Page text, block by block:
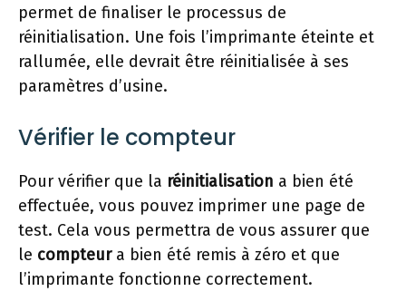
permet de finaliser le processus de
réinitialisation. Une fois l’imprimante éteinte et
rallumée, elle devrait être réinitialisée à ses
paramètres d’usine.
Vérifier le compteur
Pour vérifier que la réinitialisation a bien été
effectuée, vous pouvez imprimer une page de
test. Cela vous permettra de vous assurer que
le compteura bien été remis à zéro et que
l’imprimante fonctionne correctement.